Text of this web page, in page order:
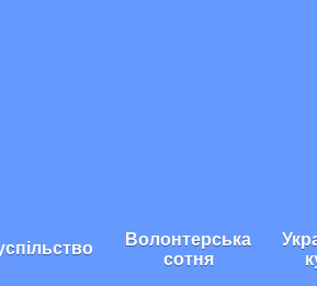
Волонтерська
сотня